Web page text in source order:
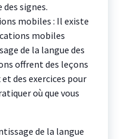
des signes.
mobiles : Il existe
mobiles
de la langue des
offrent des leçons
des exercices pour
où que vous
de la langue